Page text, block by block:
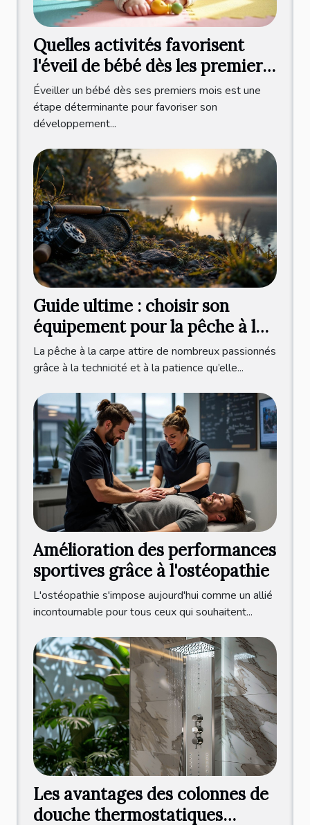
Quelles activités favorisent
l'éveil de bébé dès les premiers
mois ?
Éveiller un bébé dès ses premiers mois est une
étape déterminante pour favoriser son
développement...
Guide ultime : choisir son
équipement pour la pêche à la
carpe ?
La pêche à la carpe attire de nombreux passionnés
grâce à la technicité et à la patience qu’elle...
Amélioration des performances
sportives grâce à l'ostéopathie
L'ostéopathie s'impose aujourd'hui comme un allié
incontournable pour tous ceux qui souhaitent...
Les avantages des colonnes de
douche thermostatiques